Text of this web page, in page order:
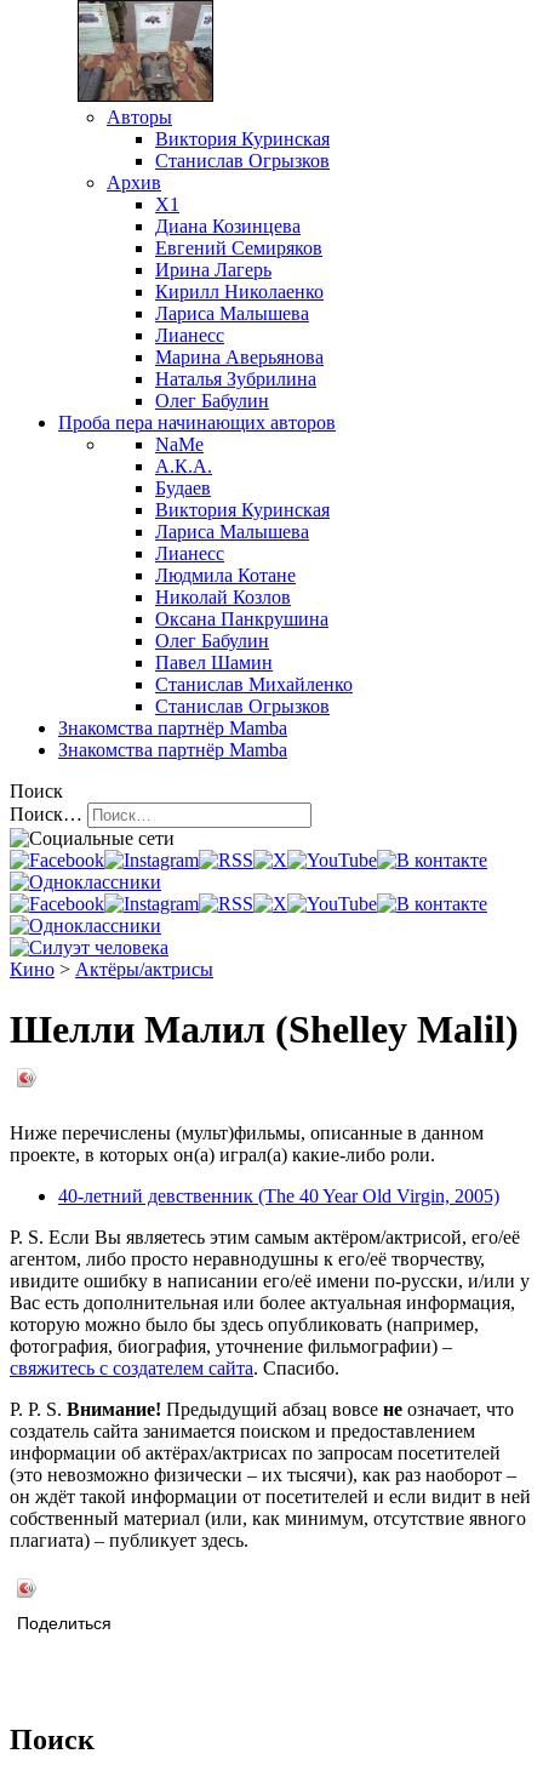
Авторы
Виктория Куринская
Станислав Огрызков
Архив
X1
Диана Козинцева
Евгений Семиряков
Ирина Лагерь
Кирилл Николаенко
Лариса Малышева
Лианесс
Марина Аверьянова
Наталья Зубрилина
Олег Бабулин
Проба пера начинающих авторов
NaMe
А.К.А.
Будаев
Виктория Куринская
Лариса Малышева
Лианесс
Людмила Котане
Николай Козлов
Оксана Панкрушина
Олег Бабулин
Павел Шамин
Станислав Михайленко
Станислав Огрызков
Знакомства партнёр Mamba
Знакомства партнёр Mamba
Поиск
Поиск…
Кино > Актёры/актрисы
Шелли Малил (Shelley Malil)
Ниже перечислены (мульт)фильмы, описанные в данном
проекте, в которых он(а) играл(а) какие-либо роли.
40-летний девственник (The 40 Year Old Virgin, 2005)
P. S. Если Вы являетесь этим самым актёром/актрисой, его/её
агентом, либо просто неравнодушны к его/её творчеству,
ивидите ошибку в написании его/её имени по-русски, и/или у
Вас есть дополнительная или более актуальная информация,
которую можно было бы здесь опубликовать (например,
фотография, биография, уточнение фильмографии) –
свяжитесь с создателем сайта. Спасибо.
P. P. S. Внимание! Предыдущий абзац вовсе не означает, что
создатель сайта занимается поиском и предоставлением
информации об актёрах/актрисах по запросам посетителей
(это невозможно физически – их тысячи), как раз наоборот –
он ждёт такой информации от посетителей и если видит в ней
собственный материал (или, как минимум, отсутствие явного
плагиата) – публикует здесь.
Поделиться
Поиск